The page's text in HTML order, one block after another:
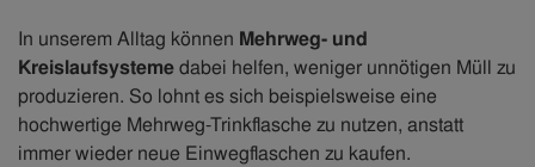
In unserem Alltag können Mehrweg- und
Kreislaufsystemedabei helfen, weniger unnötigen Müll zu
produzieren. So lohnt es sich beispielsweise eine
hochwertige Mehrweg-Trinkflasche zu nutzen, anstatt
immer wieder neue Einwegflaschen zu kaufen.